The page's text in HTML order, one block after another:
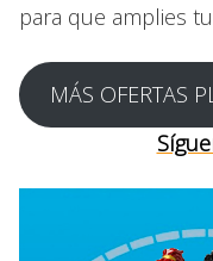
para que amplies
MÁS OFERTAS